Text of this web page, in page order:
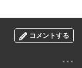
コメントする
...